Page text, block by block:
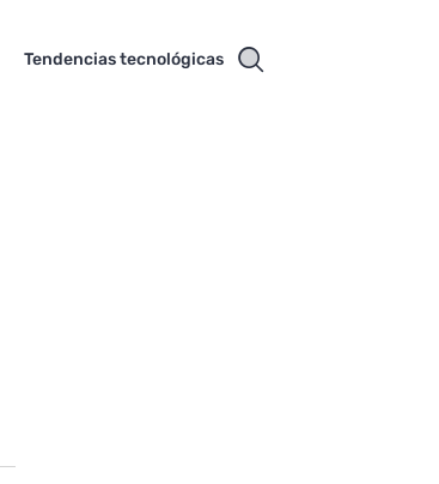
Tendencias tecnológicas